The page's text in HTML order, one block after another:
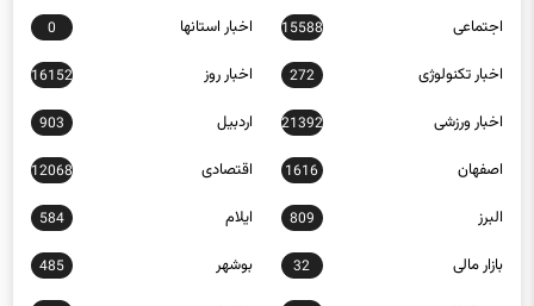
اخبار تکنولوژی 272 اخبار روز 16152
اخبار ورزشی 21392 اردبیل 903
اصفهان 1616 اقتصادی 12068
البرز 809 ایلام 584
بازار مالی 32 بوشهر 485
بین الملل 9623 تبلیغات 54